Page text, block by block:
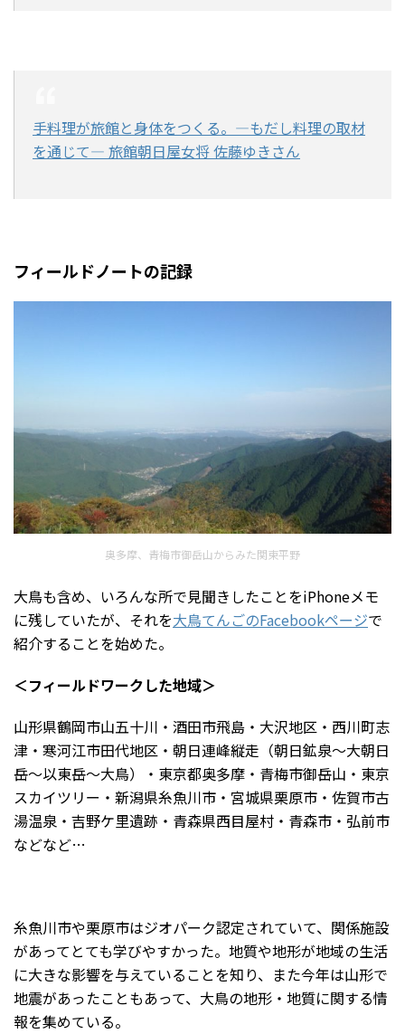
手料理が旅館と身体をつくる。―もだし料理の取材
を通じて― 旅館朝日屋女将 佐藤ゆきさん
フィールドノートの記録
奥多摩、青梅市御岳山からみた関東平野
大鳥も含め、いろんな所で見聞きしたことをiPhoneメモ
に残していたが、それを大鳥てんごのFacebookページで
紹介することを始めた。
＜フィールドワークした地域＞
山形県鶴岡市山五十川・酒田市飛島・大沢地区・西川町志
津・寒河江市田代地区・朝日連峰縦走（朝日鉱泉～大朝日
岳～以東岳～大鳥）・東京都奥多摩・青梅市御岳山・東京
スカイツリー・新潟県糸魚川市・宮城県栗原市・佐賀市古
湯温泉・吉野ケ里遺跡・青森県西目屋村・青森市・弘前市
などなど…
糸魚川市や栗原市はジオパーク認定されていて、関係施設
があってとても学びやすかった。地質や地形が地域の生活
に大きな影響を与えていることを知り、また今年は山形で
地震があったこともあって、大鳥の地形・地質に関する情
報を集めている。